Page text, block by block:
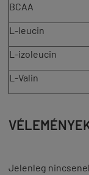
BCAA
L-leucin
L-izoleucin
L-Valin
Jelenleg